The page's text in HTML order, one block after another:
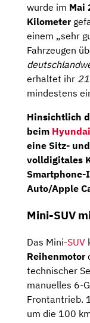
wurde im Mai
Kilometer
einem „sehr
Fahrzeugen
erhaltet ihr
mindestens
Hinsichtlich
beim
eine Sitz-
volldigitales
Auto/Apple
Mini-SUV
Das Mini-SUV
Reihenmotor
technischer
manuelles 6-
Frontantrieb.
um die 100